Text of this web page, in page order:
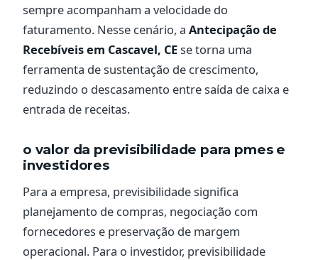
sempre acompanham a velocidade do
faturamento. Nesse cenário, a Antecipação de
Recebíveis em Cascavel, CEse torna uma
ferramenta de sustentação de crescimento,
reduzindo o descasamento entre saída de caixa e
entrada de receitas.
o valor da previsibilidade para pmes e
investidores
Para a empresa, previsibilidade significa
planejamento de compras, negociação com
fornecedores e preservação de margem
operacional. Para o investidor, previsibilidade